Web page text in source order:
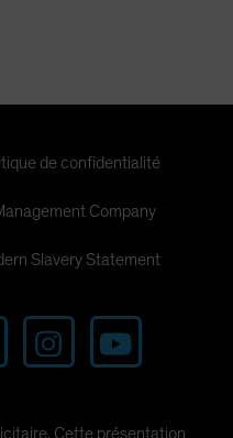
de confidentialité
Company
Slavery Statement
Cette présentation